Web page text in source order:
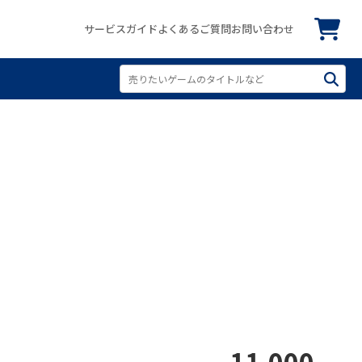
サービスガイドよくあるご質問お問い合わせ